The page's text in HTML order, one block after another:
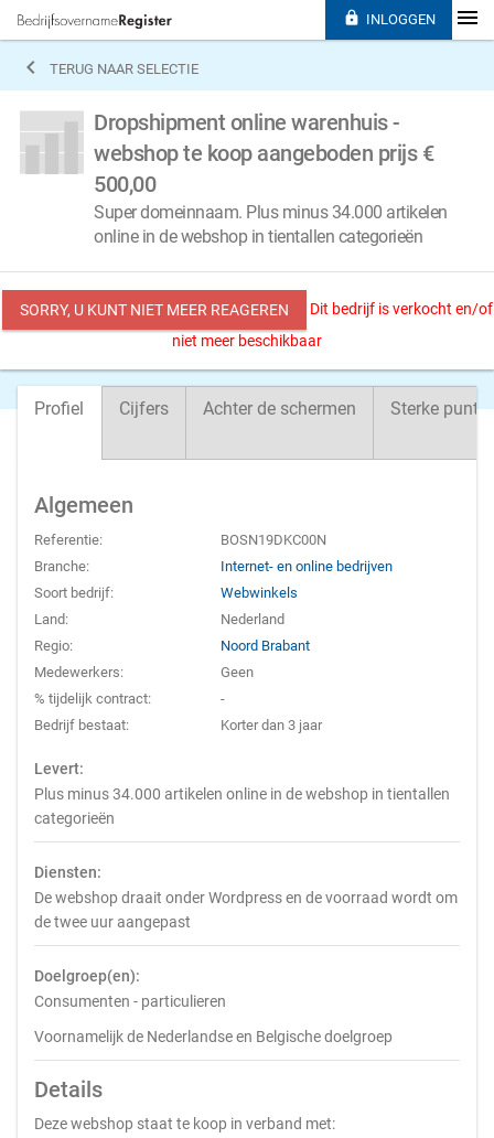
 TERUG NAAR SELECTIE
Dropshipment online warenhuis -
webshop te koop aangeboden prijs €
500,00
Super domeinnaam. Plus minus 34.000 artikelen
online in de webshop in tientallen categorieën
SORRY, U KUNT NIET MEER REAGEREN
Dit bedrijf is verkocht en/of
niet meer beschikbaar
Profiel Cijfers Achter de schermen Sterke
Algemeen
Referentie:
BOSN19DKC00N
Branche:
Internet- en online bedrijven
Soort bedrijf:
Webwinkels
Land:
Nederland
Regio:
Noord Brabant
Medewerkers:
Geen
% tijdelijk contract:
-
Bedrijf bestaat:
Korter dan 3 jaar
Levert:
Plus minus 34.000 artikelen online in de webshop in tientallen
categorieën
Diensten:
De webshop draait onder Wordpress en de voorraad wordt om
de twee uur aangepast
Doelgroep(en):
Consumenten - particulieren
Voornamelijk de Nederlandse en Belgische doelgroep
Details
Deze webshop staat te koop in verband met:
 INLOGGEN